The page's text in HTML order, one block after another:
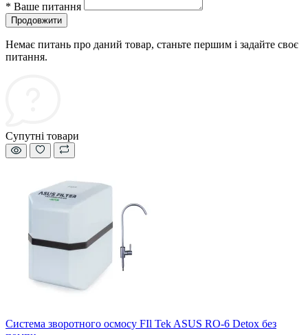
* Ваше питання
Продовжити
Немає питань про даний товар, станьте першим і задайте своє
питання.
Супутні товари
Система зворотного осмосу FIl Tek ASUS RO-6 Detox без